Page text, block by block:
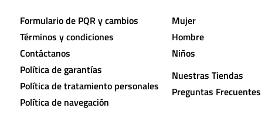
Formulario de PQR y cambios
Términos y condiciones
Contáctanos
Política de garantías
Política de tratamiento personales
Política de navegación
Mujer
Hombre
Niños
Nuestras Tiendas
Preguntas Frecuentes